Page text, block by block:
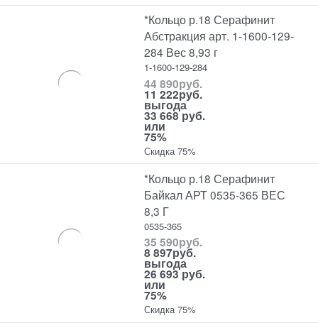
*Кольцо р.18 Серафинит
Абстракция арт. 1-1600-129-
284 Вес 8,93 г
1-1600-129-284
44 890руб.
11 222руб.
выгода
33 668 руб.
или
75%
Скидка 75%
*Кольцо р.18 Серафинит
Байкал АРТ 0535-365 ВЕС
8,3 Г
0535-365
35 590руб.
8 897руб.
выгода
26 693 руб.
или
75%
Скидка 75%